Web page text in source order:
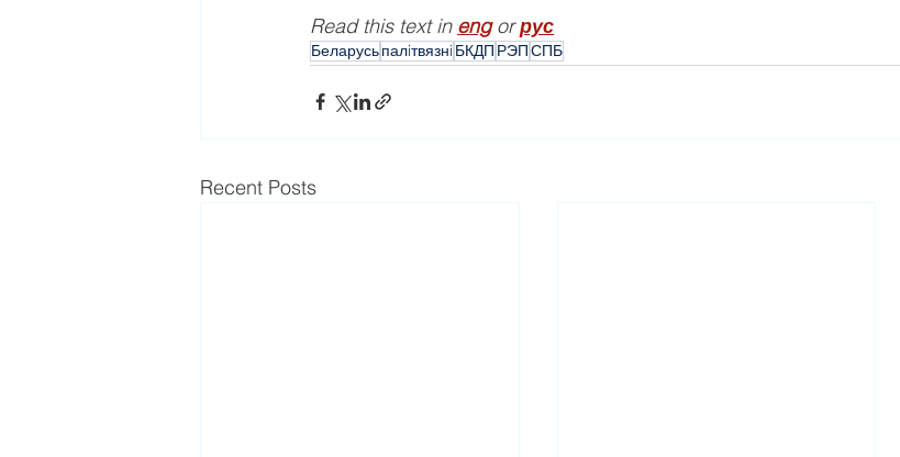
Read this text in eng or рус
Беларусьпалiтвязнi БКДП РЭПСПБ
Recent Posts